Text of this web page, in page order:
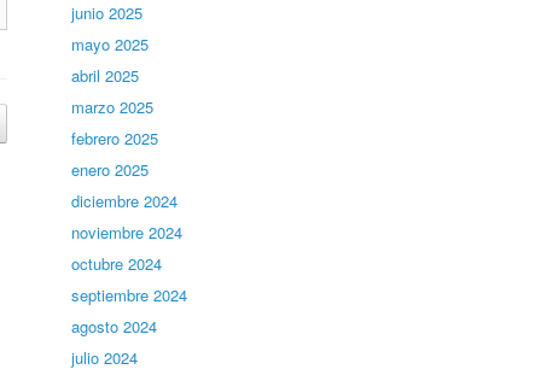
junio 2025
mayo 2025
abril 2025
marzo 2025
febrero 2025
enero 2025
diciembre 2024
noviembre 2024
octubre 2024
septiembre 2024
agosto 2024
julio 2024